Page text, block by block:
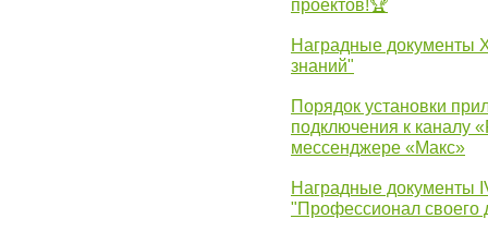
проектов!🏆
Наградные документы
знаний"
Порядок установки
подключения к каналу
мессенджере «Макс»
Наградные документы
"Профессионал своего